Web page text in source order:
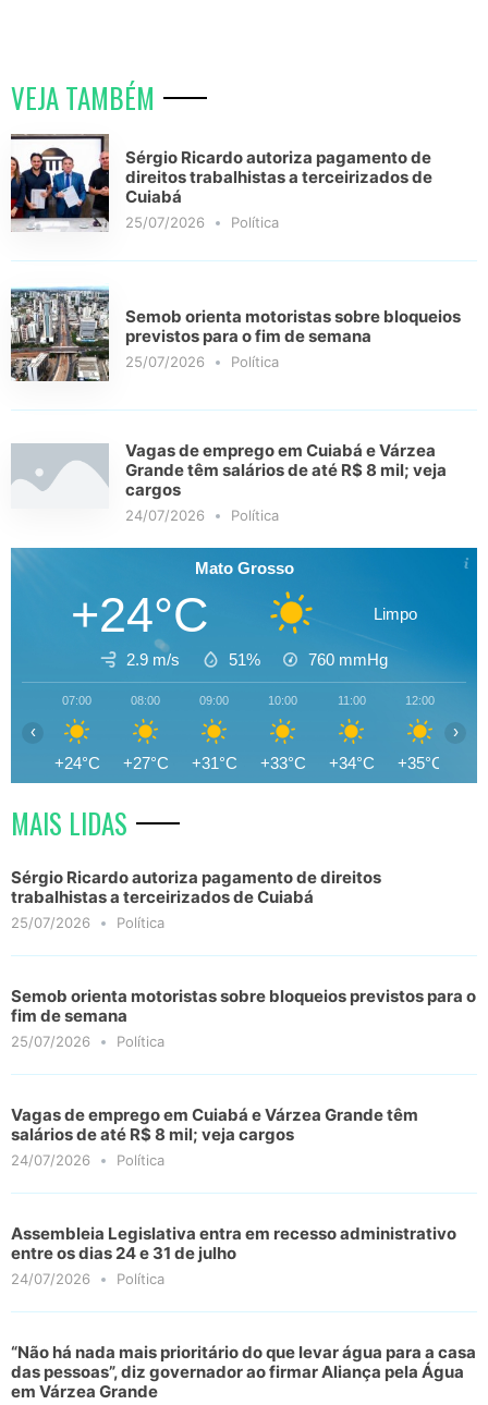
VEJA TAMBÉM
Sérgio Ricardo autoriza pagamento de
direitos trabalhistas a terceirizados de
Cuiabá
25/07/2026 Política
Semob orienta motoristas sobre bloqueios
previstos para o fim de semana
25/07/2026 Política
Vagas de emprego em Cuiabá e Várzea
Grande têm salários de até R$ 8 mil; veja
cargos
24/07/2026 Política
Mato Grosso
+24°C Limpo
2.9 m/s 51% 760 mmHg
07:00
+24°C
08:00
+27°C
09:00
+31°C
10:00
+33°C
11:00
+34°C
12:00
+35°C
‹ ›
MAIS LIDAS
Sérgio Ricardo autoriza pagamento de direitos
trabalhistas a terceirizados de Cuiabá
25/07/2026 Política
Semob orienta motoristas sobre bloqueios previstos para o
fim de semana
25/07/2026 Política
Vagas de emprego em Cuiabá e Várzea Grande têm
salários de até R$ 8 mil; veja cargos
24/07/2026 Política
Assembleia Legislativa entra em recesso administrativo
entre os dias 24 e 31 de julho
24/07/2026 Política
“Não há nada mais prioritário do que levar água para a casa
das pessoas”, diz governador ao firmar Aliança pela Água
em Várzea Grande